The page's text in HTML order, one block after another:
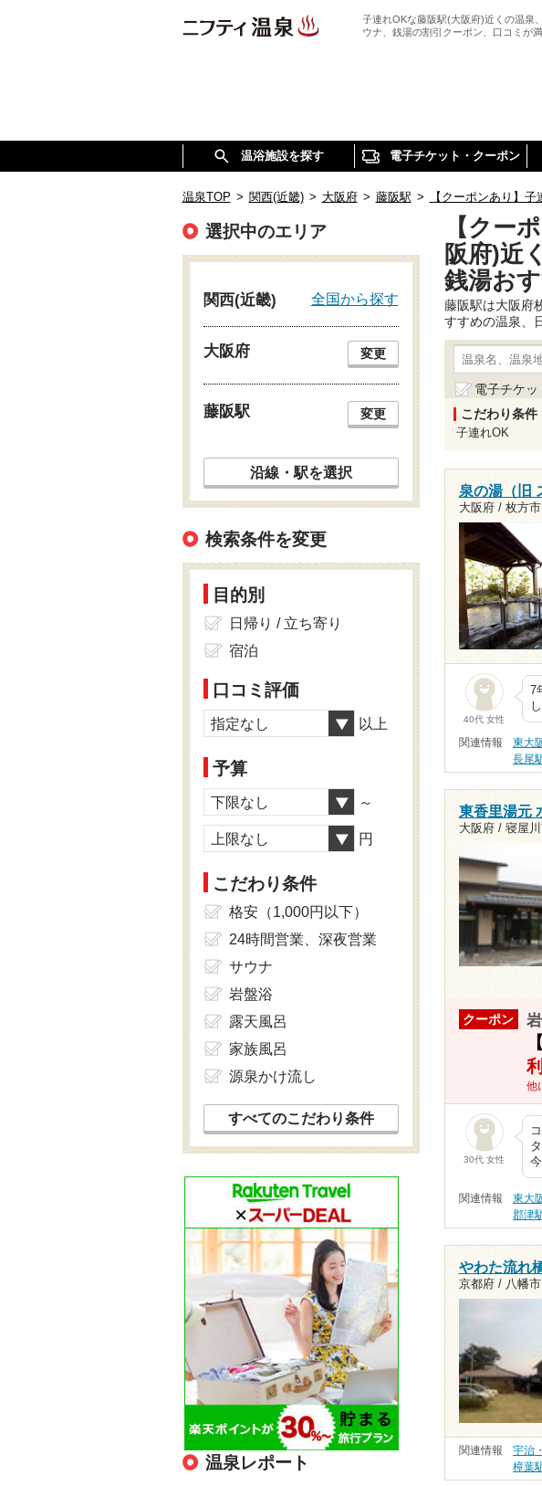
子連れOKな藤阪駅(大阪府)近くの温泉
ウナ、銭湯の割引クーポン、口コミが
温浴施設を探す 電子チケット・クーポン
温泉TOP > 関西(近畿) > 大阪府 > 藤阪駅 > 【クーポンあり】
【クー
阪府)近
銭湯お
藤阪駅は大阪府
すすめの温泉、
電子チケッ
こだわり条件
子連れOK
泉の湯（旧
大阪府 / 枚方
40代 女性
7
関連情報 東大
長尾
東香里湯元
大阪府 / 寝屋
クーポン
他
30代 女性
関連情報 東大
郡津
やわた流れ
京都府 / 八幡
関連情報 宇治
樟葉
選択中のエリア
関西(近畿) 全国から探す
大阪府 変更
藤阪駅 変更
沿線・駅を選択
検索条件を変更
目的別
日帰り / 立ち寄り
宿泊
口コミ評価
指定なし 以上
予算
下限なし ～
上限なし 円
こだわり条件
格安（1,000円以下）
24時間営業、深夜営業
サウナ
岩盤浴
露天風呂
家族風呂
源泉かけ流し
すべてのこだわり条件
温泉レポート